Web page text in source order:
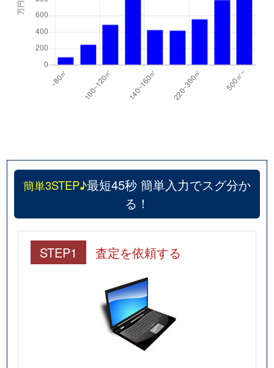
簡単3STEP♪最短45秒 簡単入力でスグ分か
る！
STEP1 査定を依頼する